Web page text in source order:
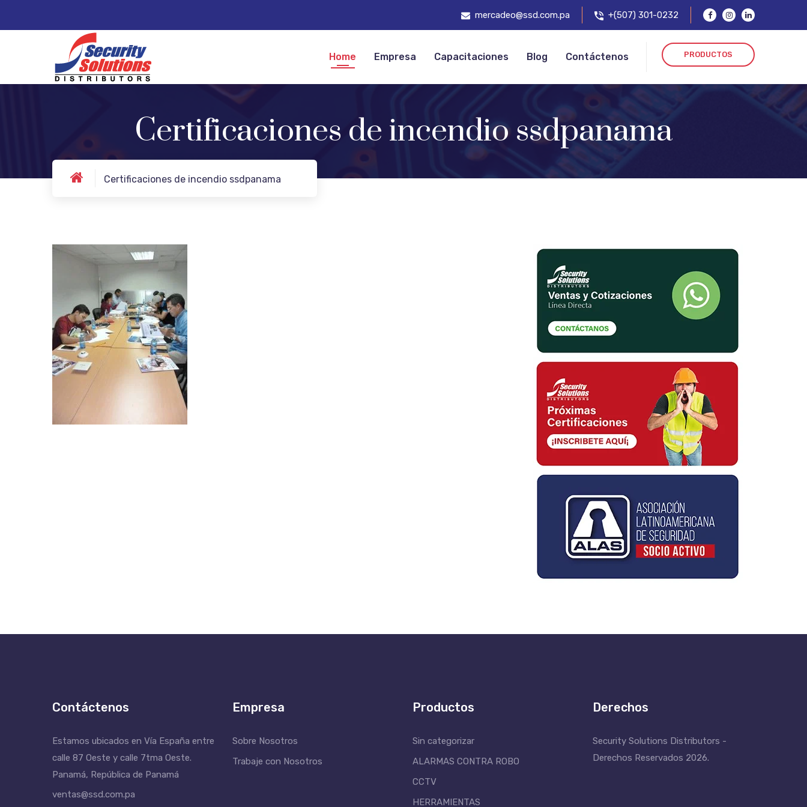
mercadeo@ssd.com.pa +(507) 301-0232
Home Empresa Capacitaciones Blog Contáctenos PRODUCTOS
Certificaciones de incendio ssdpanama
Certificaciones de incendio ssdpanama
Contáctenos
Estamos ubicados en Vía España entre
calle 87 Oeste y calle 7tma Oeste.
Panamá, República de Panamá
ventas@ssd.com.pa
Empresa
Sobre Nosotros
Trabaje con Nosotros
Productos
Sin categorizar
ALARMAS CONTRA ROBO
CCTV
HERRAMIENTAS
Derechos
Security Solutions Distributors -
Derechos Reservados 2026.